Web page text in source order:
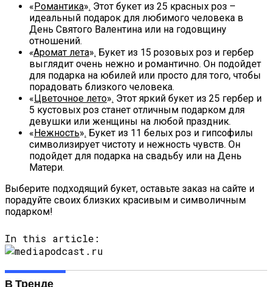
« Романтика». Этот букет из 25 красных роз –
идеальный подарок для любимого человека в
День Святого Валентина или на годовщину
отношений.
«Аромат лета». Букет из 15 розовых роз и гербер
выглядит очень нежно и романтично. Он подойдет
для подарка на юбилей или просто для того, чтобы
порадовать близкого человека.
« Цветочное лето». Этот яркий букет из 25 гербер и
5 кустовых роз станет отличным подарком для
девушки или женщины на любой праздник.
« Нежность». Букет из 11 белых роз и гипсофилы
символизирует чистоту и нежность чувств. Он
подойдет для подарка на свадьбу или на День
Матери.
Выберите подходящий букет, оставьте заказ на сайте и
порадуйте своих близких красивым и символичным
подарком!
In this article:
В Тренде